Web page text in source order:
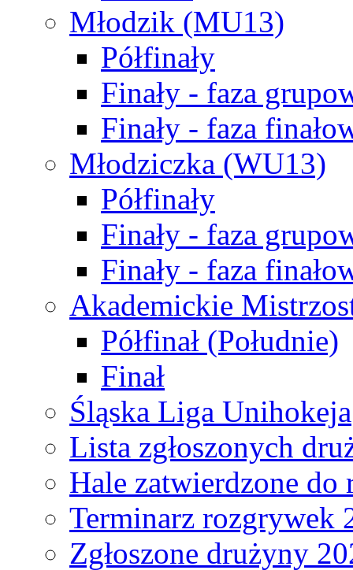
Młodzik (MU13)
Półfinały
Finały - faza
Finały - faza
Młodziczka (WU13)
Półfinały
Finały - faza
Finały - faza
Akademickie
Półfinał (Południe)
Finał
Śląska Liga Unihokeja
Lista zgłoszonych
Hale zatwierdzone do
Terminarz rozgrywek
Zgłoszone drużyny